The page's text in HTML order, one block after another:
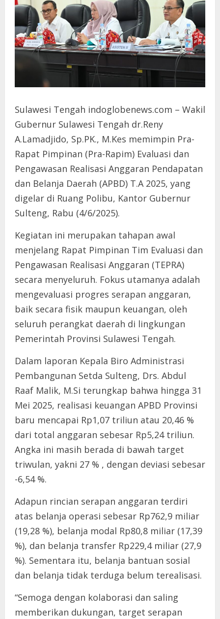
Sulawesi Tengah indoglobenews.com – Wakil
Gubernur Sulawesi Tengah dr.Reny
A.Lamadjido, Sp.PK., M.Kes memimpin Pra-
Rapat Pimpinan (Pra-Rapim) Evaluasi dan
Pengawasan Realisasi Anggaran Pendapatan
dan Belanja Daerah (APBD) T.A 2025, yang
digelar di Ruang Polibu, Kantor Gubernur
Sulteng, Rabu (4/6/2025).
Kegiatan ini merupakan tahapan awal
menjelang Rapat Pimpinan Tim Evaluasi dan
Pengawasan Realisasi Anggaran (TEPRA)
secara menyeluruh. Fokus utamanya adalah
mengevaluasi progres serapan anggaran,
baik secara fisik maupun keuangan, oleh
seluruh perangkat daerah di lingkungan
Pemerintah Provinsi Sulawesi Tengah.
Dalam laporan Kepala Biro Administrasi
Pembangunan Setda Sulteng, Drs. Abdul
Raaf Malik, M.Si terungkap bahwa hingga 31
Mei 2025, realisasi keuangan APBD Provinsi
baru mencapai Rp1,07 triliun atau 20,46 %
dari total anggaran sebesar Rp5,24 triliun.
Angka ini masih berada di bawah target
triwulan, yakni 27 % , dengan deviasi sebesar
-6,54 %.
Adapun rincian serapan anggaran terdiri
atas belanja operasi sebesar Rp762,9 miliar
(19,28 %), belanja modal Rp80,8 miliar (17,39
%), dan belanja transfer Rp229,4 miliar (27,9
%). Sementara itu, belanja bantuan sosial
dan belanja tidak terduga belum terealisasi.
“Semoga dengan kolaborasi dan saling
memberikan dukungan, target serapan